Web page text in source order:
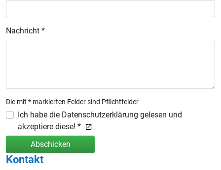
Nachricht *
Die mit * markierten Felder sind Pflichtfelder
Ich habe die Datenschutzerklärung gelesen und
akzeptiere diese! *
Abschicken
Kontakt